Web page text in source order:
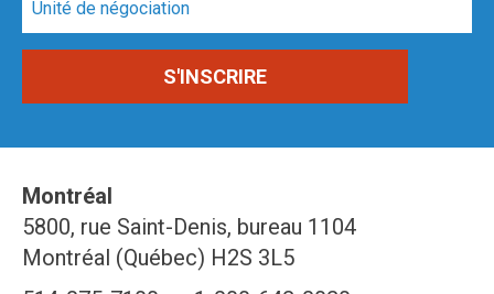
Montréal
5800, rue Saint-Denis, bureau 1104
Montréal (Québec) H2S 3L5